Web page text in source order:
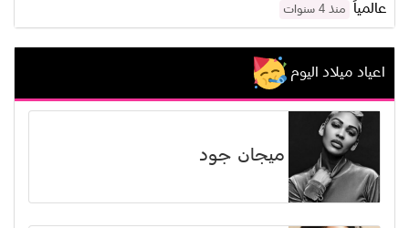
عالمياً
منذ 4 سنوات
اعياد ميلاد اليوم
ميجان جود